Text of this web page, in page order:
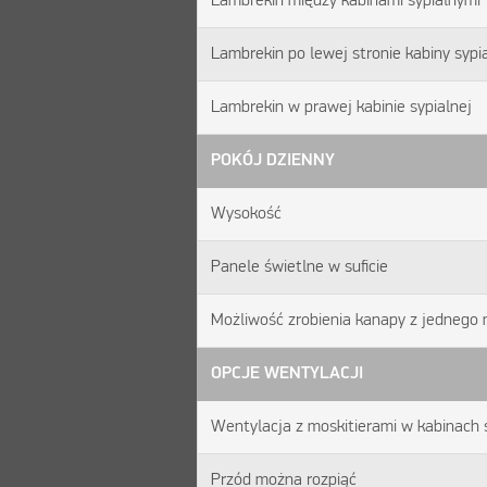
Lambrekin po lewej stronie kabiny
Lambrekin w prawej kabinie sypialnej
POKÓJ DZIENNY
Wysokość
Panele świetlne w suficie
Możliwość zrobienia kanapy z jednego
OPCJE WENTYLACJI
Wentylacja z moskitierami w kabinach
Przód można rozpiąć